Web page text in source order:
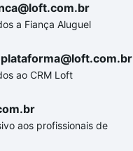
a Fiança Aluguel
ao CRM Loft
aos profissionais de